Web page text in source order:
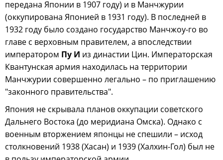
передана Японии в 1907 году) и в Манчжурии
(оккупирована Японией в 1931 году). В последней в
1932 году было создано государство Манчжоу-го во
главе с верховным правителем, а впоследствии
императором Пу И из династии Цин. Императорская
Квантунская армия находилась на территории
Манчжурии совершенно легально – по приглашению
"законного правительства".
Япония не скрывала планов оккупации советского
Дальнего Востока (до меридиана Омска). Однако с
военным вторжением японцы не спешили – исход
столкновений 1938 (Хасан) и 1939 (Халхин-Гол) был не